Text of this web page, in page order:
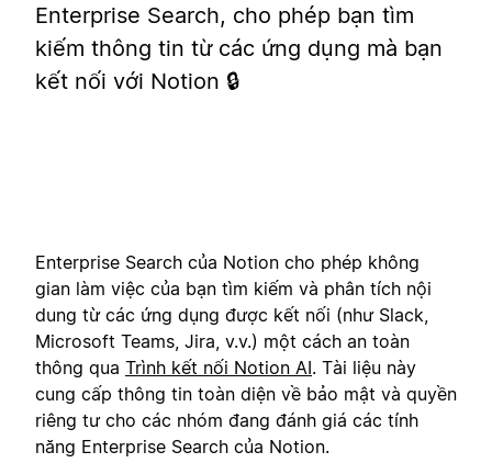
Enterprise Search, cho phép bạn tìm
kiếm thông tin từ các ứng dụng mà bạn
kết nối với Notion 🔒
Enterprise Search của Notion cho phép không
gian làm việc của bạn tìm kiếm và phân tích nội
dung từ các ứng dụng được kết nối (như Slack,
Microsoft Teams, Jira, v.v.) một cách an toàn
thông qua Trình kết nối Notion AI. Tài liệu này
cung cấp thông tin toàn diện về bảo mật và quyền
riêng tư cho các nhóm đang đánh giá các tính
năng Enterprise Search của Notion.